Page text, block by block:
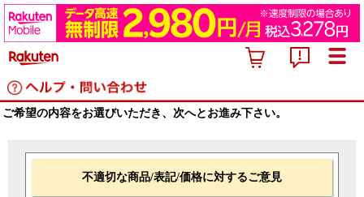
ご希望の内容をお選びいただき、次へとお進み下さい。
不適切な商品/表記/価格に対するご意見